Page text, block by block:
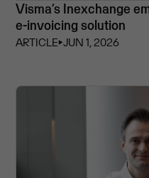
Visma’s Inexchange
e-invoicing solution
ARTICLE⏵JUN 1, 2026